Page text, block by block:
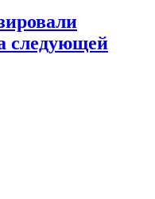
следующей